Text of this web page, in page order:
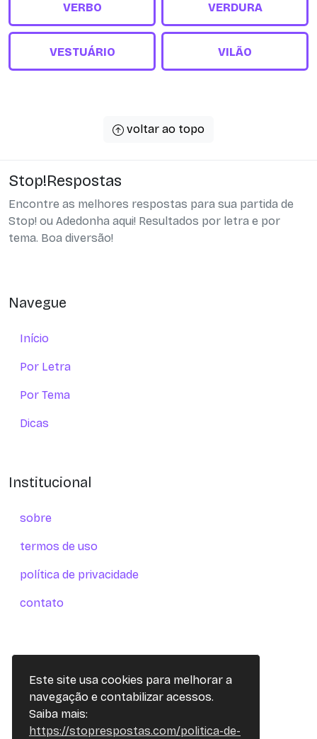
Este site usa cookies para melhorar a
navegação e contabilizar acessos.
Saiba mais:
https://stoprespostas.com/politica-de-
VERBO VERDURA
VESTUÁRIO VILÃO
voltar ao topo
Stop!Respostas
Encontre as melhores respostas para sua partida de
Stop! ou Adedonha aqui! Resultados por letra e por
tema. Boa diversão!
Navegue
Início
Por Letra
Por Tema
Dicas
Institucional
sobre
termos de uso
política de privacidade
contato